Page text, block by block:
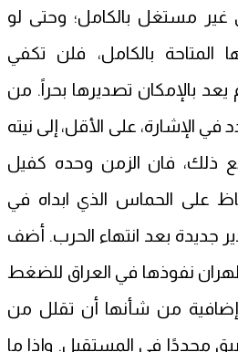
غير مستغل بالكامل؛ وحتى لو
المتاحة بالكامل، فلن تكفي
يعد بالإمكان تصديرها بحراً. من
في الإشارة، على الأقل، إلى نيته
ذلك، فان الزمن وحده كفيل
على الحماس الذي ابداه في
جديدة بعد انتهاء الحرب. أضف
نفوذها في العراق للضغط
من شأنها أن تقلل من
مجددًا في المستقبل. وإذا ما